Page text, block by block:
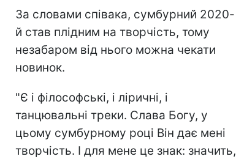
За словами співака, сумбурний 2020-
й став плідним на творчість, тому
незабаром від нього можна чекати
новинок.
"Є і філософські, і ліричні, і
танцювальні треки. Слава Богу, у
цьому сумбурному році Він дає мені
творчість. І для мене це знак: значить,